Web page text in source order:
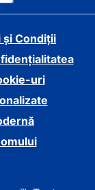
și Condiții
uri